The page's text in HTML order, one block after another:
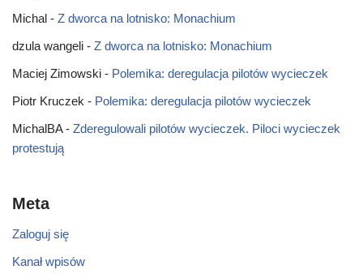
Michal - Z dworca na lotnisko: Monachium
dzula wangeli - Z dworca na lotnisko: Monachium
Maciej Zimowski - Polemika: deregulacja pilotów wycieczek
Piotr Kruczek - Polemika: deregulacja pilotów wycieczek
MichalBA- Zderegulowali pilotów wycieczek. Piloci wycieczek
protestują
Meta
Zaloguj się
Kanał wpisów